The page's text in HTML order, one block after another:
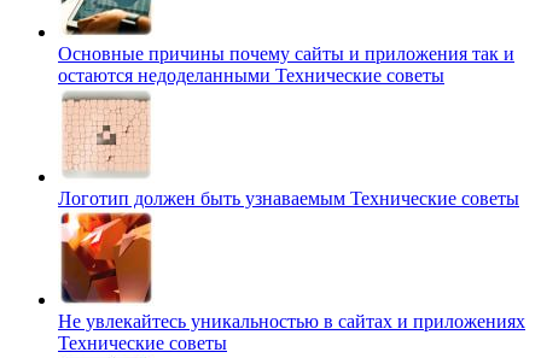
Основные причины почему сайты и приложения так и
остаются недоделанными Технические советы
Логотип должен быть узнаваемым Технические советы
Не увлекайтесь уникальностью в сайтах и приложениях
Технические советы